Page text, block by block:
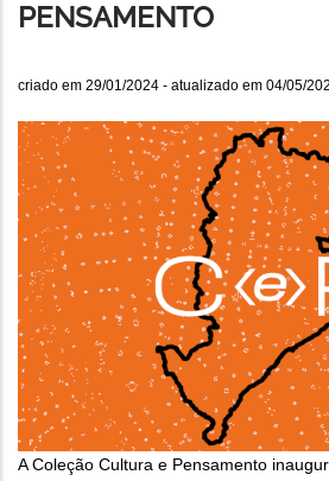
PENSAMENTO
criado em 29/01/2024 - atualizado em 04/05/
A Coleção Cultura e Pensamento